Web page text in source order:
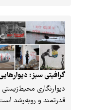
نگرانی‌ها، الهام‌بخشی
این مقاله به بررسی
امروز می‌پردازد.
گرافیتی سبز:
دیوارنگاری محیط‌زیستی
قدرتمند و روبه‌رشد